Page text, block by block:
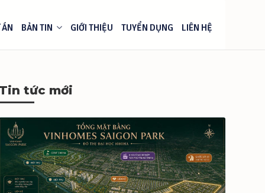
ÁN BẢN TIN GIỚI THIỆU TUYỂN DỤNG LIÊN HỆ
Tin tức mới